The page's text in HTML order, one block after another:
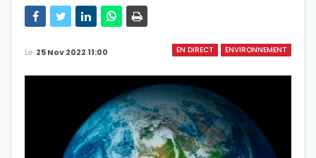
EN DIRECT ENVIRONNEMENT
Le 25 Nov 2022 11:00